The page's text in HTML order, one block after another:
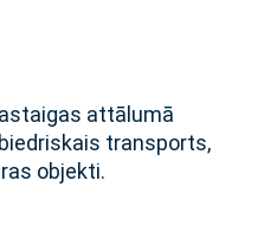
attālumā
transports,
objekti.